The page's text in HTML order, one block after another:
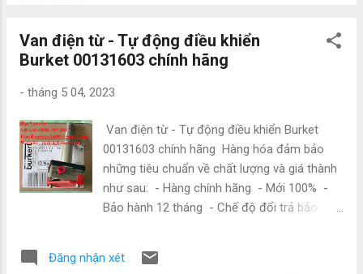
SM6000 là sự lựa chọn hoàn hảo cho các
ứng dụng công nghiệp đòi hỏi độ chính xác
giải pháp cảm biến áp suất cho hệ thống của
range 0.1...25 l/min 0.005...1.5 m³/h
Display range -30...30 l/min -1.8...1.8
m³/h Resolution 0.02 l/min ...
Van điện từ - Tự động điều khiển
Burket 00131603 chính hãng
- tháng 5 04, 2023
Van điện từ - Tự động điều khiển Burket
00131603 chính hãng Hàng hóa đảm bảo
những tiêu chuẩn về chất lượng và giá thành
như sau: - Hàng chính hãng - Mới 100% -
Bảo hành 12 tháng - Chế độ đổi trả bảo
vấn hỗ trợ mua hàng nhanh chóng - chuyên
Đăng nhận xét